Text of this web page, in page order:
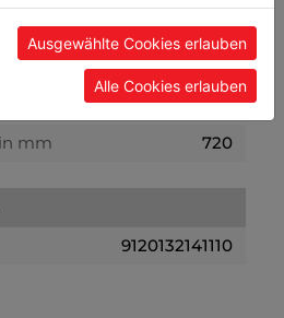
1.135
1.170
mm
720
9120132141110
Ausgewählte Cookies erlauben
Alle Cookies erlauben